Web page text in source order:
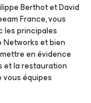
Berthot et David
France, vous
les principales
Networks et bien
en évidence
et la restauration
équipes